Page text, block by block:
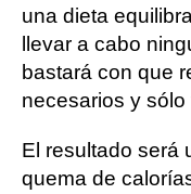
una dieta
llevar a cabo
bastará con que
necesarios y
El resultado será
quema de